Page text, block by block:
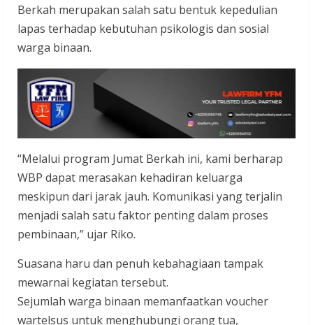
Berkah merupakan salah satu bentuk kepedulian
lapas terhadap kebutuhan psikologis dan sosial
warga binaan.
“Melalui program Jumat Berkah ini, kami berharap
WBP dapat merasakan kehadiran keluarga
meskipun dari jarak jauh. Komunikasi yang terjalin
menjadi salah satu faktor penting dalam proses
pembinaan,” ujar Riko.
Suasana haru dan penuh kebahagiaan tampak
mewarnai kegiatan tersebut.
Sejumlah warga binaan memanfaatkan voucher
wartelsus untuk menghubungi orang tua,